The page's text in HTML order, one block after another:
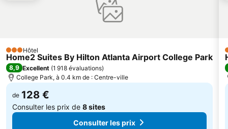
3 Étoiles
Hôtel
Home2 Suites By Hilton Atlanta Airport College Park
8,9 Excellent (1 918 évaluations)
College Park, à 0.4 km de : Centre-ville
de 128 €
Consulter les prix de 8 sites
Consulter les prix